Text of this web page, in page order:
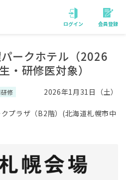
ログイン 会員登録
パークホテル（2026
・研修医対象）
修 2026年1月31日（土）
プラザ（B2階）(北海道札幌市中